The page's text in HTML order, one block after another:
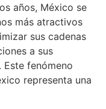
años, México se
más atractivos
sus cadenas
a sus
Este fenómeno
representa una